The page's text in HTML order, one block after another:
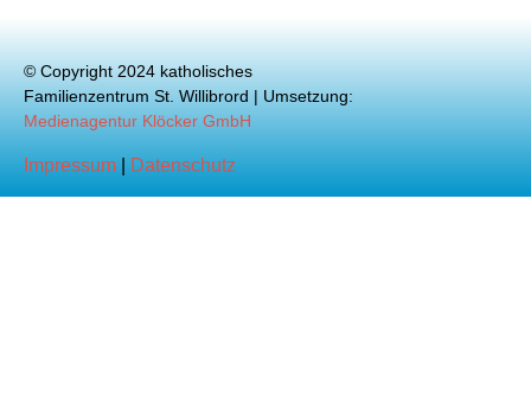
© Copyright 2024 katholisches
Familienzentrum St. Willibrord | Umsetzung:
Medienagentur Klöcker GmbH
Impressum Datenschutz